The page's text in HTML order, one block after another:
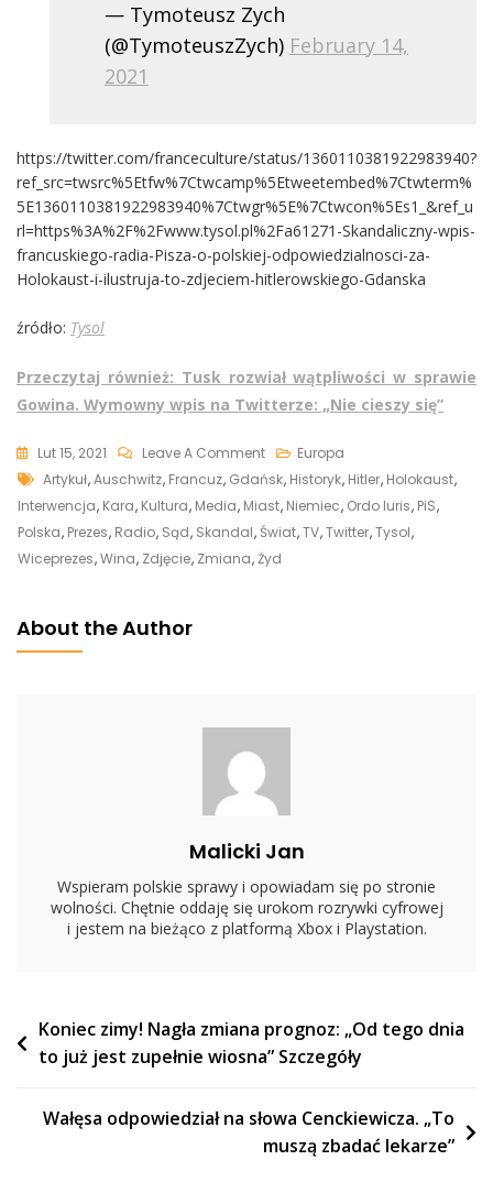
— Tymoteusz Zych
(@TymoteuszZych) February 14,
2021
https://twitter.com/franceculture/status/1360110381922983940?
ref_src=twsrc%5Etfw%7Ctwcamp%5Etweetembed%7Ctwterm%
5E1360110381922983940%7Ctwgr%5E%7Ctwcon%5Es1_&ref_u
rl=https%3A%2F%2Fwww.tysol.pl%2Fa61271-Skandaliczny-wpis-
francuskiego-radia-Pisza-o-polskiej-odpowiedzialnosci-za-
Holokaust-i-ilustruja-to-zdjeciem-hitlerowskiego-Gdanska
źródło: Tysol
Przeczytaj również: Tusk rozwiał wątpliwości w sprawie
Gowina. Wymowny wpis na Twitterze: „Nie cieszy się”
Lut 15, 2021 Leave A CommentOn
Francuskie
Radio
Nakłamało
Na
Gorliwie
Ładowali
Do
Wagonów”
Europa
Tags
Artykuł,Auschwitz, Francuz, Gdańsk, Historyk, Hitler, Holokaust,
Interwencja, Kara, Kultura, Media, Miast, Niemiec, Ordo Iuris, PiS,
Polska, Prezes, Radio, Sąd, Skandal,Świat,TV,Twitter,Tysol,
Wiceprezes,Wina, Zdjęcie, Zmiana,Żyd
About the Author
Malicki Jan
Wspieram polskie sprawy i opowiadam się po stronie
wolności. Chętnie oddaję się urokom rozrywki cyfrowej
i jestem na bieżąco z platformą Xbox i Playstation.
Nawigacja
wpisu
Koniec zimy! Nagła zmiana prognoz: „Od tego dnia
to już jest zupełnie wiosna” Szczegóły
Wałęsa odpowiedział na słowa Cenckiewicza. „To
muszą zbadać lekarze”